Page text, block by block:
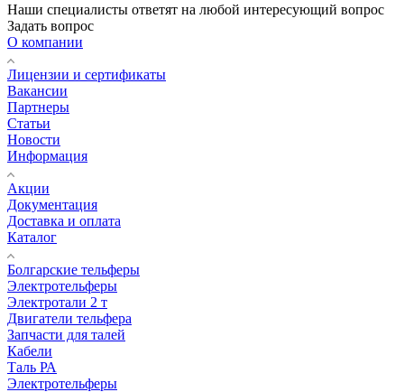
Наши специалисты ответят на любой интересующий вопрос
Задать вопрос
О компании
Лицензии и сертификаты
Вакансии
Партнеры
Статьи
Новости
Информация
Акции
Документация
Доставка и оплата
Каталог
Болгарские тельферы
Электротельферы
Электротали 2 т
Двигатели тельфера
Запчасти для талей
Кабели
Таль РА
Электротельферы